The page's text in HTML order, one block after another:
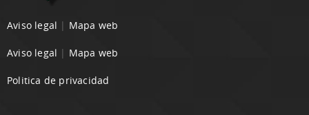
Aviso legal | Mapa web
Aviso legal | Mapa web
Politica de privacidad